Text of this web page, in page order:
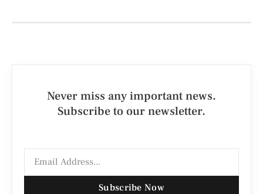
Never miss any important news.
Subscribe to our newsletter.
Subscribe Now